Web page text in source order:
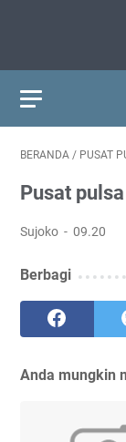
BERANDA / PUSAT
Pusat
Sujoko 09.20
Berbagi
Anda mungkin